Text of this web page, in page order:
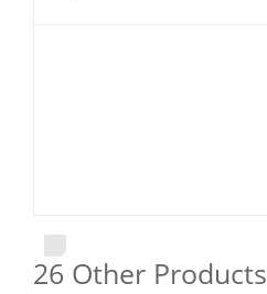
26 Other Products